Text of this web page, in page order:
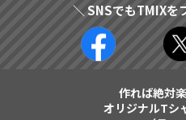
＼ SNSでもTMIXを
作れば絶対
オリジナルTシ